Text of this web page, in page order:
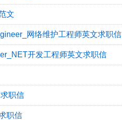
文
网络维护工程师英文求职信
开发工程师英文求职信
职信
职信